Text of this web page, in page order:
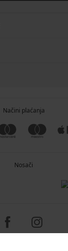
Načini plaćanja
Nosači